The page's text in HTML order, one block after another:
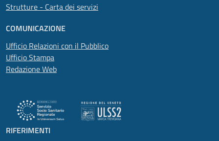
Strutture - Carta dei servizi
COMUNICAZIONE
Ufficio Relazioni con il Pubblico
Ufficio Stampa
Redazione Web
RIFERIMENTI